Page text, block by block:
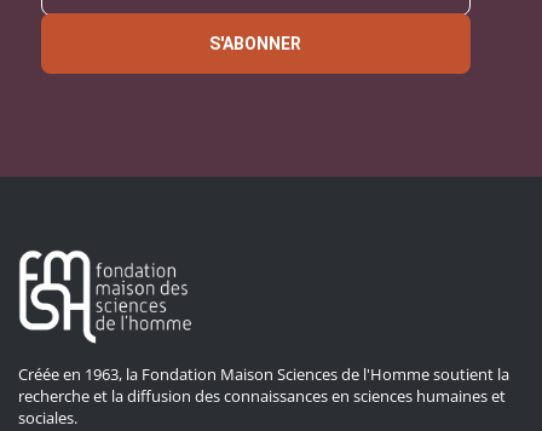
S'ABONNER
Créée en 1963, la Fondation Maison Sciences de l'Homme soutient la
recherche et la diffusion des connaissances en sciences humaines et
sociales.